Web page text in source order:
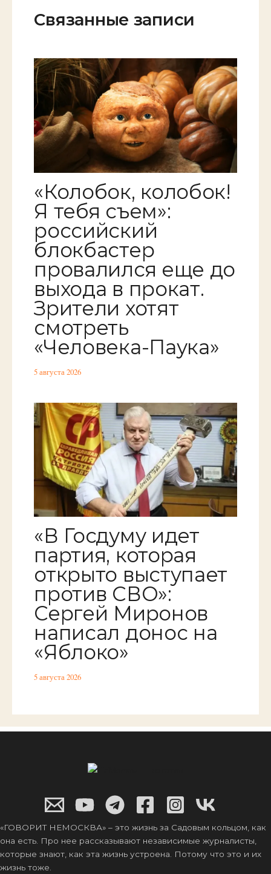
Связанные записи
«Колобок, колобок!
Я тебя съем»:
российский
блокбастер
провалился еще до
выхода в прокат.
Зрители хотят
смотреть
«Человека-Паука»
5 августа 2026
«В Госдуму идет
партия, которая
открыто выступает
против СВО»:
Сергей Миронов
написал донос на
«Яблоко»
5 августа 2026
«ГОВОРИТ НЕМОСКВА» – это жизнь за Садовым кольцом, как
она есть. Про нее рассказывают независимые журналисты,
которые знают, как эта жизнь устроена. Потому что это и их
жизнь тоже.